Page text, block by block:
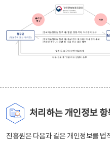
처리하는 개인정보 항
진흥원은 다음과 같은 개인정보를